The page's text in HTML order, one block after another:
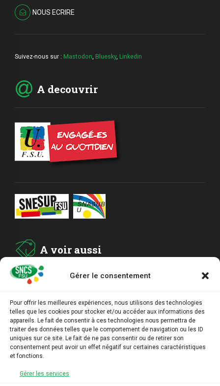
Gérer le consentement
Pour offrir les meilleures expériences, nous utilisons des technologies
telles que les cookies pour stocker et/ou accéder aux informations des
appareils. Le fait de consentir à ces technologies nous permettra de
traiter des données telles que le comportement de navigation ou les ID
uniques sur ce site. Le fait de ne pas consentir ou de retirer son
consentement peut avoir un effet négatif sur certaines caractéristiques
et fonctions.
Gérer les services
NOUS ECRIRE
Suivez-nous sur : Mastodon, Bluesky, Linkedin
A decouvrir
A voir aussi
ADHESION
ARCHIVES
AGENDA